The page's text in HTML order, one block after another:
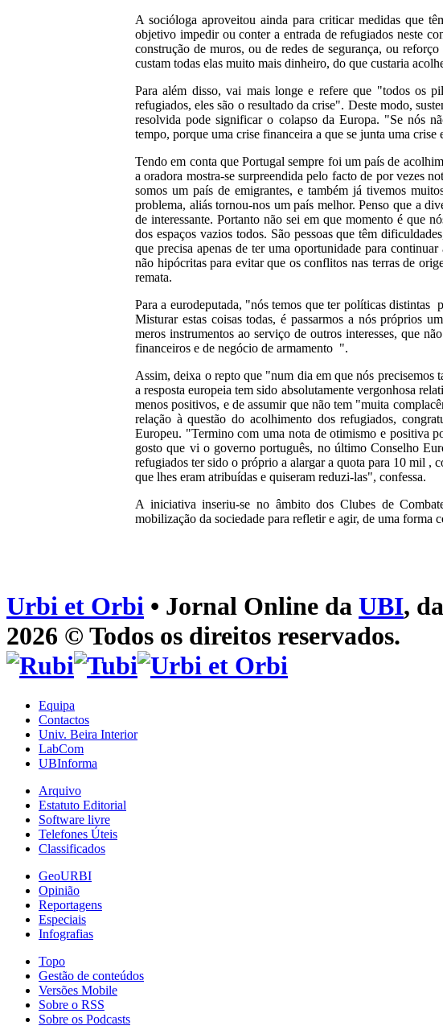
A socióloga aproveitou ainda para criticar medidas que
objetivo impedir ou conter a entrada de refugiados neste
construção de muros, ou de redes de segurança, ou
custam todas elas muito mais dinheiro, do que custaria
Para além disso, vai mais longe e refere que "todos os
refugiados, eles são o resultado da crise". Deste modo,
resolvida pode significar o colapso da Europa. "Se nós
tempo, porque uma crise financeira a que se junta uma
Tendo em conta que Portugal sempre foi um país de
a oradora mostra-se surpreendida pelo facto de por vezes
somos um país de emigrantes, e também já tivemos
problema, aliás tornou-nos um país melhor. Penso que a
de interessante. Portanto não sei em que momento é que
dos espaços vazios todos. São pessoas que têm
que precisa apenas de ter uma oportunidade para
não hipócritas para evitar que os conflitos nas terras de
remata.
Para a eurodeputada, "nós temos que ter políticas distintas
Misturar estas coisas todas, é passarmos a nós próprios
meros instrumentos ao serviço de outros interesses, que
financeiros e de negócio de armamento ".
Assim, deixa o repto que "num dia em que nós precisemos
a resposta europeia tem sido absolutamente vergonhosa
menos positivos, e de assumir que não tem "muita
relação à questão do acolhimento dos refugiados,
Europeu. "Termino com uma nota de otimismo e positiva
gosto que vi o governo português, no último Conselho
refugiados ter sido o próprio a alargar a quota para 10 mil ,
que lhes eram atribuídas e quiseram reduzi-las", confessa.
A iniciativa inseriu-se no âmbito dos Clubes de
mobilização da sociedade para refletir e agir, de uma forma
Urbi et Orbi • Jornal Online da UBI,
2026 © Todos os direitos reservados.
Equipa
Contactos
Univ. Beira Interior
LabCom
UBInforma
Arquivo
Estatuto Editorial
Software livre
Telefones Úteis
Classificados
GeoURBI
Opinião
Reportagens
Especiais
Infografias
Topo
Gestão de conteúdos
Versões Mobile
Sobre o RSS
Sobre os Podcasts